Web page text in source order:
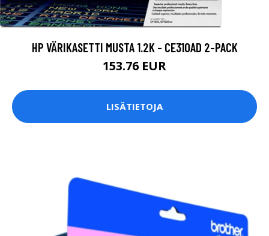
HP VÄRIKASETTI MUSTA 1.2K - CE310AD 2-PACK
153.76 EUR
LISÄTIETOJA